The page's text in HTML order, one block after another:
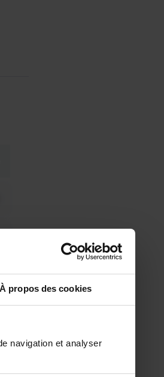
À propos des cookies
navigation et analyser